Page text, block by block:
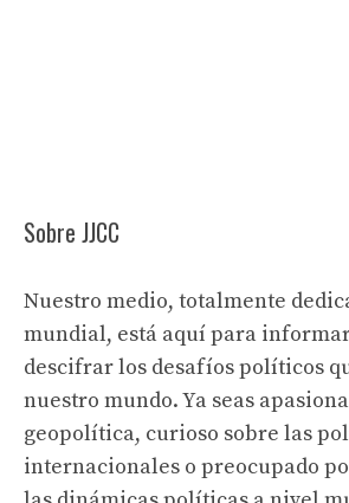
Sobre JJCC
Nuestro medio, totalmente
mundial, está aquí para
descifrar los desafíos políticos
nuestro mundo. Ya seas
geopolítica, curioso sobre las
internacionales o preocupado